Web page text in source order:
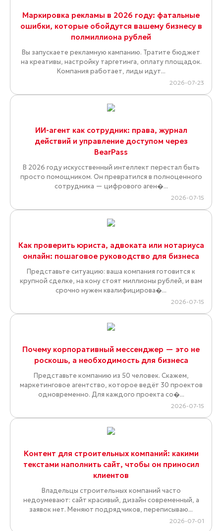
Маркировка рекламы в 2026 году: фатальные
ошибки, которые обойдутся вашему бизнесу в
полмиллиона рублей
Вы запускаете рекламную кампанию. Тратите бюджет
на креативы, настройку таргетинга, оплату площадок.
Компания работает, лиды идут...
2026-07-23
ИИ-агент как сотрудник: права, журнал
действий и управление доступом через
BearPass
В 2026 году искусственный интеллект перестал быть
просто помощником. Он превратился в полноценного
сотрудника — цифрового аген�...
2026-07-15
Как проверить юриста, адвоката или нотариуса
онлайн: пошаговое руководство для бизнеса
Представьте ситуацию: ваша компания готовится к
крупной сделке, на кону стоят миллионы рублей, и вам
срочно нужен квалифицирова�...
2026-07-15
Почему корпоративный мессенджер — это не
роскошь, а необходимость для бизнеса
Представьте компанию из 50 человек. Скажем,
маркетинговое агентство, которое ведёт 30 проектов
одновременно. Для каждого проекта со�...
2026-07-15
Контент для строительных компаний: какими
текстами наполнить сайт, чтобы он приносил
клиентов
Владельцы строительных компаний часто
недоумевают: сайт красивый, дизайн современный, а
заявок нет. Меняют подрядчиков, переписываю...
2026-07-01